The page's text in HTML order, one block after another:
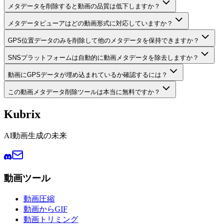
メタデータを削除すると動画の品質は低下しますか？
メタデータビューアはどの動画形式に対応していますか？
GPS位置データのみを削除して他のメタデータを保持できますか？
SNSプラットフォームは自動的に動画メタデータを除去しますか？
動画にGPSデータが埋め込まれているか確認するには？
この動画メタデータ削除ツールは本当に無料ですか？
Kubrix
AI動画生成の未来
動画ツール
動画圧縮
動画からGIF
動画トリミング